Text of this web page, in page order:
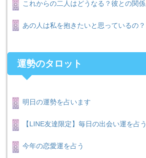
これからの二人はどうなる？彼との関係
あの人は私を抱きたいと思っているの？
運勢のタロット
明日の運勢を占います
【LINE友達限定】毎日の出会い運を占う
今年の恋愛運を占う